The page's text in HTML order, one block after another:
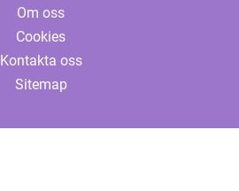
Om oss
Cookies
Kontakta oss
Sitemap